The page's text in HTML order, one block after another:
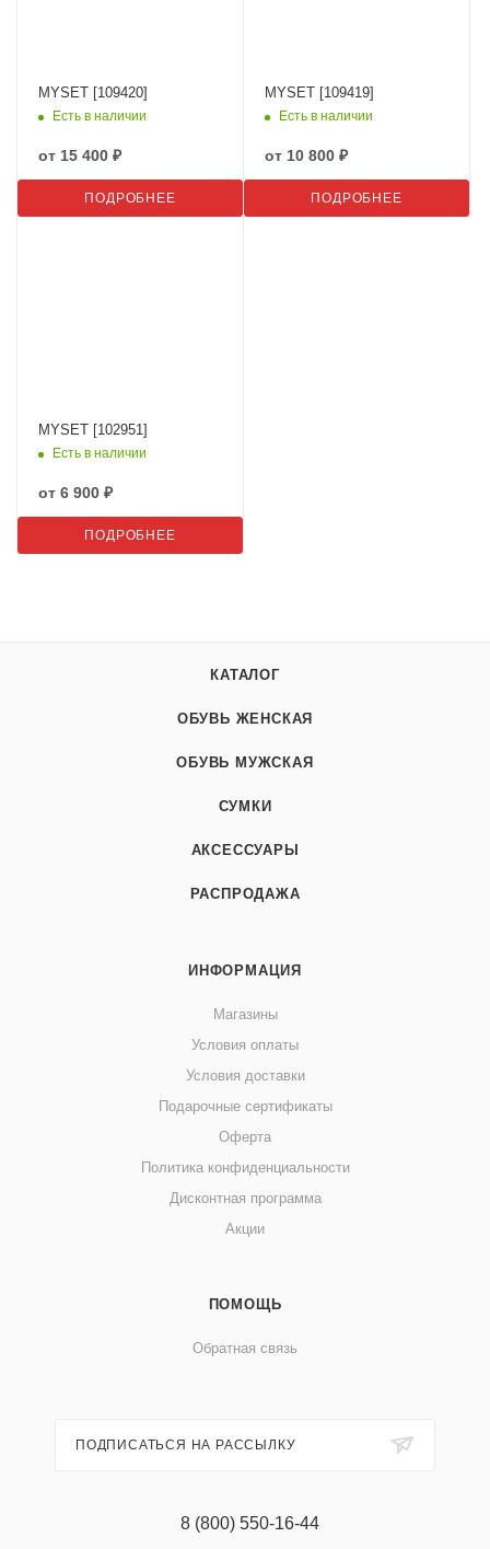
MYSET [109420]
Есть в наличии
от 15 400 ₽
ПОДРОБНЕЕ
MYSET [109419]
Есть в наличии
от 10 800 ₽
ПОДРОБНЕЕ
MYSET [102951]
Есть в наличии
от 6 900 ₽
ПОДРОБНЕЕ
КАТАЛОГ
ОБУВЬ ЖЕНСКАЯ
ОБУВЬ МУЖСКАЯ
СУМКИ
АКСЕССУАРЫ
РАСПРОДАЖА
ИНФОРМАЦИЯ
Магазины
Условия оплаты
Условия доставки
Подарочные сертификаты
Оферта
Политика конфиденциальности
Дисконтная программа
Акции
ПОМОЩЬ
Обратная связь
ПОДПИСАТЬСЯ НА РАССЫЛКУ
8 (800) 550-16-44